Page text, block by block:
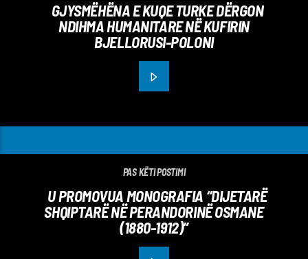
GJYSMËHËNA E KUQE TURKE DËRGON
NDIHMA HUMANITARE NË KUFIRIN
BJELLORUSI-POLONI
PAS KËTI POSTIMI
U PROMOVUA MONOGRAFIA “DIJETARË
SHQIPTARË NË PERANDORINË OSMANE
(1880-1912)”